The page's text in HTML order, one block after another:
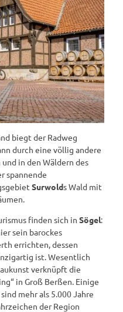
biegt der Radweg
durch eine völlig andere
in den Wäldern des
spannende
Surwolds Wald mit
finden sich in Sögel:
sein barockes
errichten, dessen
ist. Wesentlich
verknüpft die
in Groß Berßen. Einige
mehr als 5.000 Jahre
der Region